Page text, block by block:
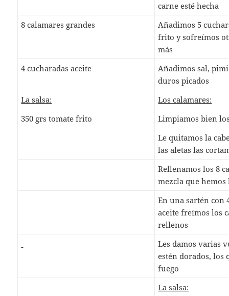
carne esté hecha
8 calamares grandes
Añadimos 5
frito y sofreímos
más
4 cucharadas aceite
Añadimos sal,
duros picados
La salsa:
Los calamares:
350 grs tomate frito
Limpiamos bien
Le quitamos la
las aletas las
Rellenamos los 8
mezcla que hemos
En una sartén con
aceite freímos los
rellenos
Les damos varias
estén dorados, los
fuego
La salsa: